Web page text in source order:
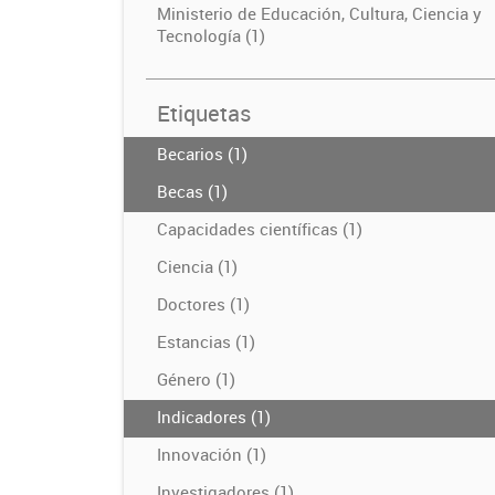
Ministerio de Educación, Cultura, Ciencia y
Tecnología (1)
Etiquetas
Becarios (1)
Becas (1)
Capacidades científicas (1)
Ciencia (1)
Doctores (1)
Estancias (1)
Género (1)
Indicadores (1)
Innovación (1)